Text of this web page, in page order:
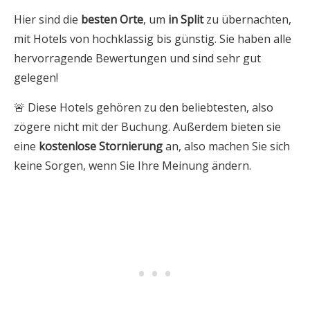
Hier sind die besten Orte, um in Splitzu übernachten,
mit Hotels von hochklassig bis günstig. Sie haben alle
hervorragende Bewertungen und sind sehr gut
gelegen!
🚨 Diese Hotels gehören zu den beliebtesten, also
zögere nicht mit der Buchung. Außerdem bieten sie
eine kostenlose Stornierungan, also machen Sie sich
keine Sorgen, wenn Sie Ihre Meinung ändern.